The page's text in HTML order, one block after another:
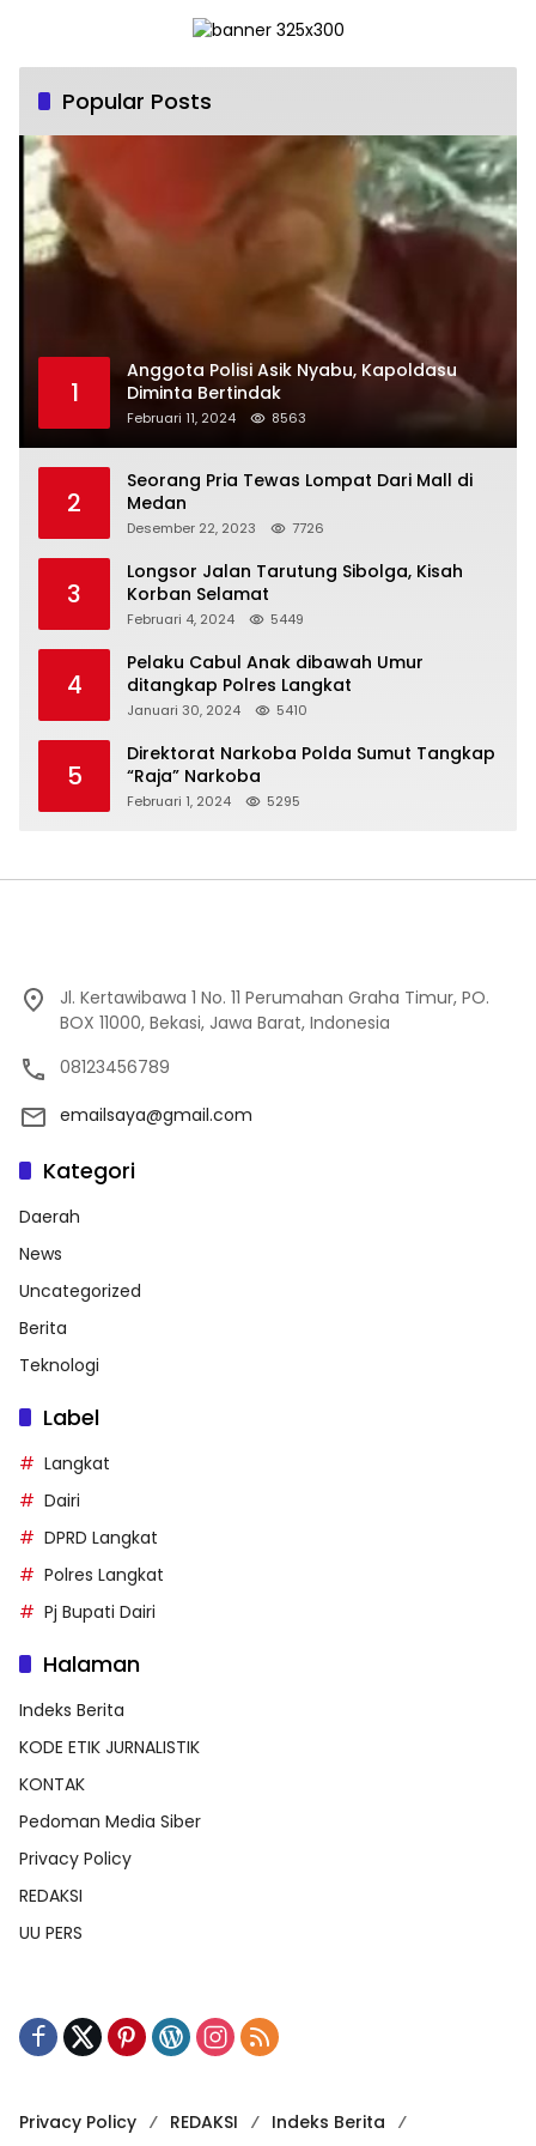
Popular Posts
1
Anggota Polisi Asik Nyabu, Kapoldasu
Diminta Bertindak
Februari 11, 2024 8563
2
Seorang Pria Tewas Lompat Dari Mall di
Medan
Desember 22, 2023 7726
3
Longsor Jalan Tarutung Sibolga, Kisah
Korban Selamat
Februari 4, 2024 5449
4
Pelaku Cabul Anak dibawah Umur
ditangkap Polres Langkat
Januari 30, 2024 5410
5
Direktorat Narkoba Polda Sumut Tangkap
“Raja” Narkoba
Februari 1, 2024 5295
Jl. Kertawibawa 1 No. 11 Perumahan Graha Timur, PO.
BOX 11000, Bekasi, Jawa Barat, Indonesia
08123456789
emailsaya@gmail.com
Kategori
Daerah
News
Uncategorized
Berita
Teknologi
Label
Langkat
Dairi
DPRD Langkat
Polres Langkat
Pj Bupati Dairi
Halaman
Indeks Berita
KODE ETIK JURNALISTIK
KONTAK
Pedoman Media Siber
Privacy Policy
REDAKSI
UU PERS
Privacy Policy REDAKSI
Indeks Berita